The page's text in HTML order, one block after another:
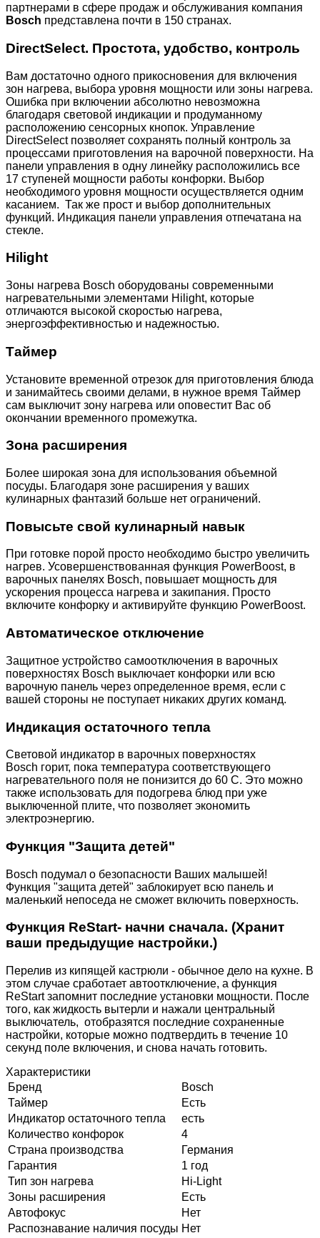
партнерами в сфере продаж и обслуживания компания
Bosch представлена почти в 150 странах.
DirectSelect. Простота, удобство, контроль
Вам достаточно одного прикосновения для включения
зон нагрева, выбора уровня мощности или зоны нагрева.
Ошибка при включении абсолютно невозможна
благодаря световой индикации и продуманному
расположению сенсорных кнопок. Управление
DirectSelect позволяет сохранять полный контроль за
процессами приготовления на варочной поверхности. На
панели управления в одну линейку расположились все
17 ступеней мощности работы конфорки. Выбор
необходимого уровня мощности осуществляется одним
касанием. Так же прост и выбор дополнительных
функций. Индикация панели управления отпечатана на
стекле.
Hilight
Зоны нагрева Bosch оборудованы современными
нагревательными элементами Hilight, которые
отличаются высокой скоростью нагрева,
энергоэффективностью и надежностью.
Таймер
Установите временной отрезок для приготовления блюда
и занимайтесь своими делами, в нужное время Таймер
сам выключит зону нагрева или оповестит Вас об
окончании временного промежутка.
Зона расширения
Более широкая зона для использования объемной
посуды. Благодаря зоне расширения у ваших
кулинарных фантазий больше нет ограничений.
Повысьте свой кулинарный навык
При готовке порой просто необходимо быстро увеличить
нагрев. Усовершенствованная функция PowerBoost, в
варочных панелях Bosch, повышает мощность для
ускорения процесса нагрева и закипания. Просто
включите конфорку и активируйте функцию PowerBoost.
Автоматическое отключение
Защитное устройство самоотключения в варочных
поверхностях Bosch выключает конфорки или всю
варочную панель через определенное время, если с
вашей стороны не поступает никаких других команд.
Индикация остаточного тепла
Световой индикатор в варочных поверхностях
Bosch горит, пока температура соответствующего
нагревательного поля не понизится до 60 С. Это можно
также использовать для подогрева блюд при уже
выключенной плите, что позволяет экономить
электроэнергию.
Функция "Защита детей"
Bosch подумал о безопасности Ваших малышей!
Функция "защита детей" заблокирует всю панель и
маленький непоседа не сможет включить поверхность.
Функция ReStart- начни сначала. (Хранит
ваши предыдущие настройки.)
Перелив из кипящей кастрюли - обычное дело на кухне. В
этом случае сработает автоотключение, а функция
ReStart запомнит последние установки мощности. После
того, как жидкость вытерли и нажали центральный
выключатель, отобразятся последние сохраненные
настройки, которые можно подтвердить в течение 10
секунд поле включения, и снова начать готовить.
Характеристики
Бренд
Bosch
Таймер
Есть
Индикатор остаточного тепла
есть
Количество конфорок
4
Страна производства
Германия
Гарантия
1 год
Тип зон нагрева
Hi-Light
Зоны расширения
Есть
Автофокус
Нет
Распознавание наличия посуды Нет